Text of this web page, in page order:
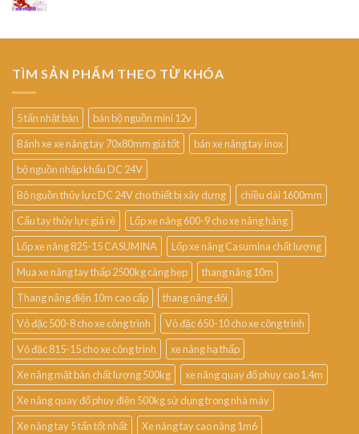
TÌM SẢN PHẨM THEO TỪ KHÓA
5 tấn nhật bản
bán bộ nguồn mini 12v
Bánh xe xe nâng tay 70x80mm giá tốt
bán xe nâng tay inox
bộ nguồn nhập khẩu DC 24V
Bộ nguồn thủy lực DC 24V cho thiết bị xây dựng
chiều dài 1600mm
Cẩu tay thủy lực giá rẻ
Lốp xe nâng 600-9 cho xe nâng hàng
Lốp xe nâng 825-15 CASUMINA
Lốp xe nâng Casumina chất lượng
Mua xe nâng tay thấp 2500kg càng hẹp
thang nâng 10m
Thang nâng điện 10m cao cấp
thang nâng đôi
Vỏ đặc 500-8 cho xe công trình
Vỏ đặc 650-10 cho xe công trình
Vỏ đặc 815-15 cho xe công trình
xe nâng hạ thấp
Xe nâng mặt bàn chất lượng 500kg
xe nâng quay đổ phuy cao 1.4m
Xe nâng quay đổ phuy điện 500kg sử dụng trong nhà máy
Xe nâng tay 5 tấn tốt nhất
Xe nâng tay cao nâng 1m6